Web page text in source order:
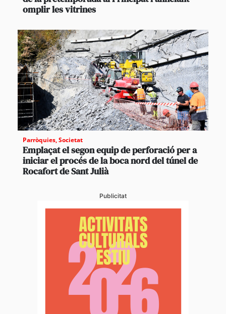
omplir les vitrines
Parròquies,Societat
Emplaçat el segon equip de perforació per a
iniciar el procés de la boca nord del túnel de
Rocafort de Sant Julià
Publicitat